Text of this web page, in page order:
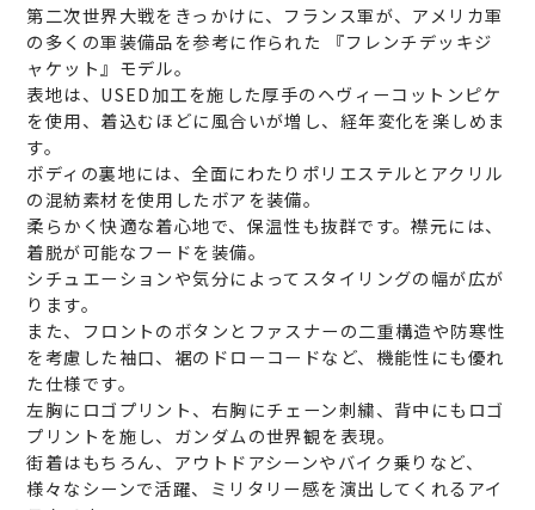
第二次世界大戦をきっかけに、フランス軍が、アメリカ軍
の多くの軍装備品を参考に作られた 『フレンチデッキジ
ャケット』モデル。
表地は、USED加工を施した厚手のヘヴィーコットンピケ
を使用、着込むほどに風合いが増し、経年変化を楽しめま
す。
ボディの裏地には、全面にわたりポリエステルとアクリル
の混紡素材を使用したボアを装備。
柔らかく快適な着心地で、保温性も抜群です。襟元には、
着脱が可能なフードを装備。
シチュエーションや気分によってスタイリングの幅が広が
ります。
また、フロントのボタンとファスナーの二重構造や防寒性
を考慮した袖口、裾のドローコードなど、機能性にも優れ
た仕様です。
左胸にロゴプリント、右胸にチェーン刺繍、背中にもロゴ
プリントを施し、ガンダムの世界観を表現。
街着はもちろん、アウトドアシーンやバイク乗りなど、
様々なシーンで活躍、ミリタリー感を演出してくれるアイ